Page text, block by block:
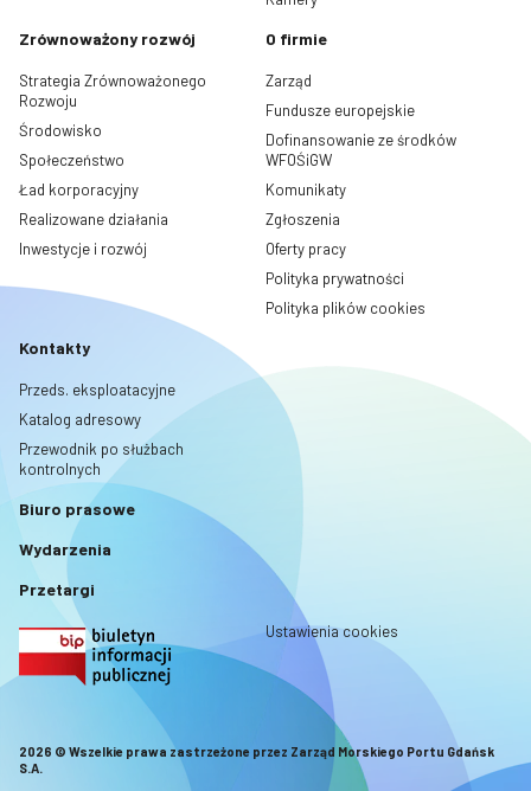
Zrównoważony rozwój
Strategia Zrównoważonego
Rozwoju
Środowisko
Społeczeństwo
Ład korporacyjny
Realizowane działania
Inwestycje i rozwój
O firmie
Zarząd
Fundusze europejskie
Dofinansowanie ze środków
WFOŚiGW
Komunikaty
Zgłoszenia
Oferty pracy
Polityka prywatności
Polityka plików cookies
Kontakty
Przeds. eksploatacyjne
Katalog adresowy
Przewodnik po służbach
kontrolnych
Biuro prasowe
Wydarzenia
Przetargi
Ustawienia cookies
2026 © Wszelkie prawa zastrzeżone przez Zarząd Morskiego Portu Gdańsk
S.A.